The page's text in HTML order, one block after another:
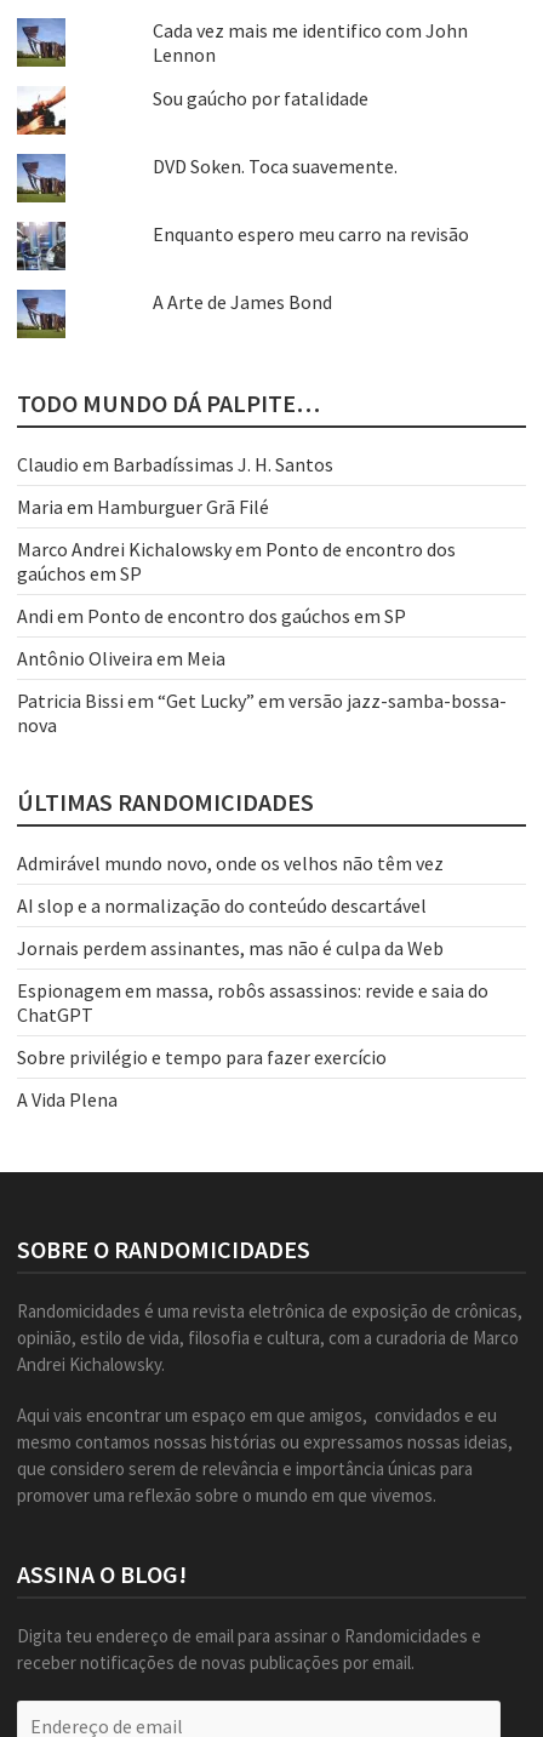
Cada vez mais me identifico com John
Lennon
Sou gaúcho por fatalidade
DVD Soken. Toca suavemente.
Enquanto espero meu carro na revisão
A Arte de James Bond
TODO MUNDO DÁ PALPITE…
Claudio em Barbadíssimas J. H. Santos
Maria em Hamburguer Grã Filé
Marco Andrei Kichalowskyem Ponto de encontro dos
gaúchos em SP
Andi em Ponto de encontro dos gaúchos em SP
Antônio Oliveira em Meia
Patricia Bissi em “Get Lucky” em versão jazz-samba-bossa-
nova
ÚLTIMAS RANDOMICIDADES
Admirável mundo novo, onde os velhos não têm vez
AI slop e a normalização do conteúdo descartável
Jornais perdem assinantes, mas não é culpa da Web
Espionagem em massa, robôs assassinos: revide e saia do
ChatGPT
Sobre privilégio e tempo para fazer exercício
A Vida Plena
SOBRE O RANDOMICIDADES
Randomicidades é uma revista eletrônica de exposição de crônicas,
opinião, estilo de vida, filosofia e cultura, com a curadoria de Marco
Andrei Kichalowsky.
Aqui vais encontrar um espaço em que amigos, convidados e eu
mesmo contamos nossas histórias ou expressamos nossas ideias,
que considero serem de relevância e importância únicas para
promover uma reflexão sobre o mundo em que vivemos.
ASSINA O BLOG!
Digita teu endereço de email para assinar o Randomicidades e
receber notificações de novas publicações por email.